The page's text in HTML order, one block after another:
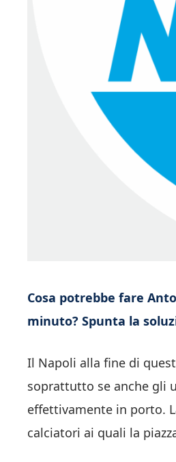
Cosa potrebbe fare
minuto? Spunta la
Il Napoli alla fine di
soprattutto se anche gli
effettivamente in porto.
calciatori ai quali la